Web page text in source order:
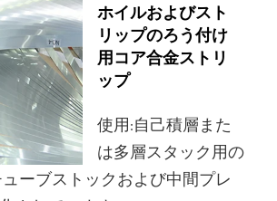
ホイルおよびスト
リップのろう付け
用コア合金ストリ
ップ
使用:自己積層また
は多層スタック用の
ーブストックおよび中間プレ